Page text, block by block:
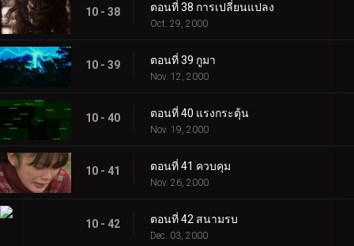
10 - 38 ตอนที่ 38 การเปลี่ยนแปลง
Oct. 29, 2000
10 - 39 ตอนที่ 39 กูมา
Nov. 12, 2000
10 - 40 ตอนที่ 40 แรงกระตุ้น
Nov. 19, 2000
10 - 41 ตอนที่ 41 ควบคุม
Nov. 26, 2000
10 - 42 ตอนที่ 42 สนามรบ
Dec. 03, 2000